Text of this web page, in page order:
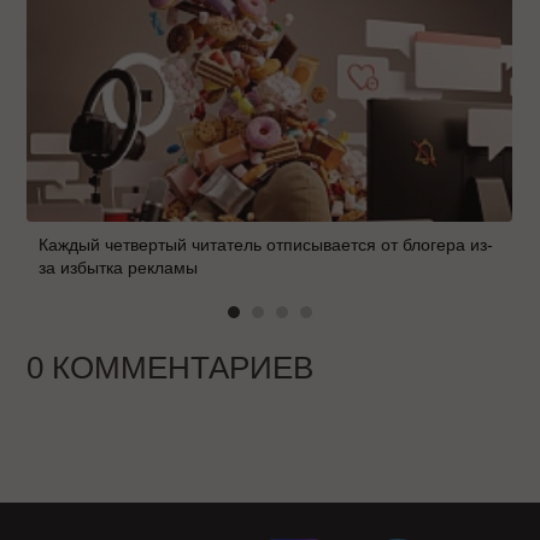
Каждый четвертый читатель отписывается от блогера из-
за избытка рекламы
0 КОММЕНТАРИЕВ